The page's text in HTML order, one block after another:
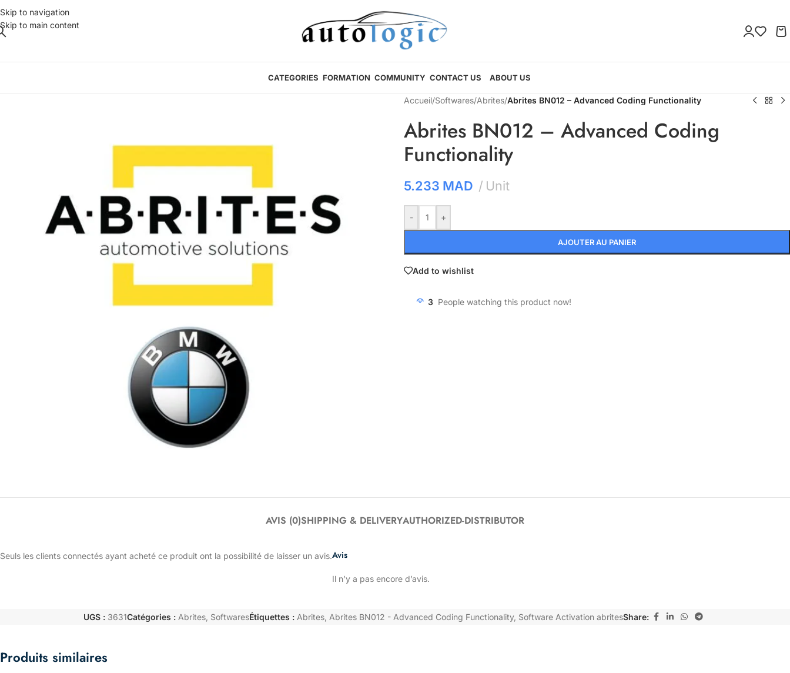
Skip to navigation
Skip to main content
CATEGORIES FORMATION COMMUNITY CONTACT US ABOUT US
Accueil/Softwares/Abrites/Abrites BN012 – Advanced Coding Functionality
Abrites BN012 – Advanced Coding
Functionality
5.233 MAD Unit
- +
AJOUTER AU PANIER
Add to wishlist
3 People watching this product now!
AVIS (0)SHIPPING & DELIVERYAUTHORIZED-DISTRIBUTOR
Avis
Il n’y a pas encore d’avis.
Seuls les clients connectés ayant acheté ce produit ont la possibilité de laisser un avis.
UGS : 3631Catégories : Abrites SoftwaresÉtiquettes : Abrites Abrites BN012 - Advanced Coding Functionality, Software Activation abritesShare:
Produits similaires